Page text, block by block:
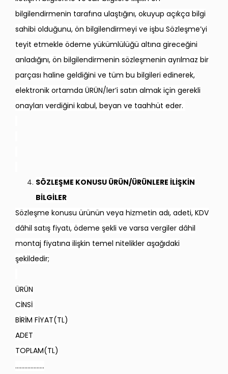
bilgilendirmenin tarafına ulaştığını, okuyup açıkça bilgi
sahibi olduğunu, ön bilgilendirmeyi ve işbu Sözleşme’yi
teyit etmekle ödeme yükümlülüğü altına gireceğini
anladığını, ön bilgilendirmenin sözleşmenin ayrılmaz bir
parçası haline geldiğini ve tüm bu bilgileri edinerek,
elektronik ortamda ÜRÜN/ler’i satın almak için gerekli
onayları verdiğini kabul, beyan ve taahhüt eder.
SÖZLEŞME KONUSU ÜRÜN/ÜRÜNLERE İLİŞKİN
BİLGİLER
Sözleşme konusu ürünün veya hizmetin adı, adeti, KDV
dâhil satış fiyatı, ödeme şekli ve varsa vergiler dâhil
montaj fiyatına ilişkin temel nitelikler aşağıdaki
şekildedir;
ÜRÜN
CİNSİ
BİRİM FİYAT(TL)
ADET
TOPLAM(TL)
……………….